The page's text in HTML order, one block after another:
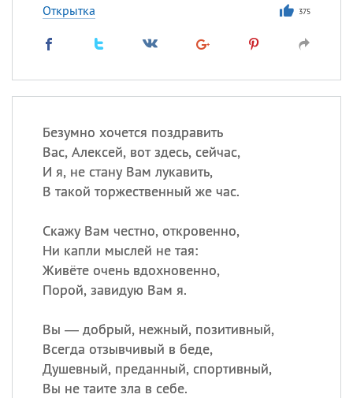
Открытка 375
Безумно хочется поздравить
Вас, Алексей, вот здесь, сейчас,
И я, не стану Вам лукавить,
В такой торжественный же час.
Скажу Вам честно, откровенно,
Ни капли мыслей не тая:
Живёте очень вдохновенно,
Порой, завидую Вам я.
Вы — добрый, нежный, позитивный,
Всегда отзывчивый в беде,
Душевный, преданный, спортивный,
Вы не таите зла в себе.